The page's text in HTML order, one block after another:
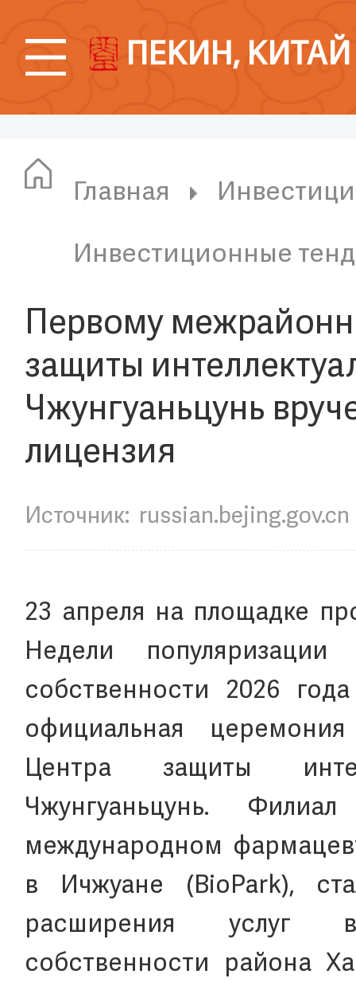
ПЕКИН, КИТАЙ
Главная
Инвестиционные
Первому
защиты
Чжунгуаньцунь
лицензия
Источник: russian.bejing.gov.cn
23 апреля на площадке
Недели популяризации
собственности 2026
официальная
Центра защиты
Чжунгуаньцунь.
международном
в Ичжуане (BioPark),
расширения услуг
собственности района